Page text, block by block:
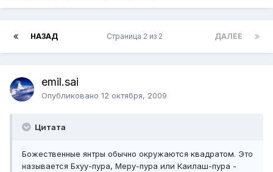
НАЗАД ДАЛЕЕ
Страница 2 из 2
emil.sai
Опубликовано 12 октября, 2009
Цитата
Божественные янтры обычно окружаются квадратом. Это
называется Бхуу-пура, Меру-пура или Каилаш-пура -